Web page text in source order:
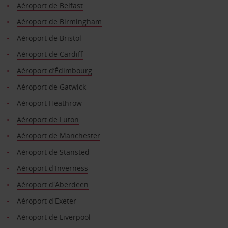
Aéroport de Belfast
Aéroport de Birmingham
Aéroport de Bristol
Aéroport de Cardiff
Aéroport d’Édimbourg
Aéroport de Gatwick
Aéroport Heathrow
Aéroport de Luton
Aéroport de Manchester
Aéroport de Stansted
Aéroport d'Inverness
Aéroport d'Aberdeen
Aéroport d'Exeter
Aéroport de Liverpool